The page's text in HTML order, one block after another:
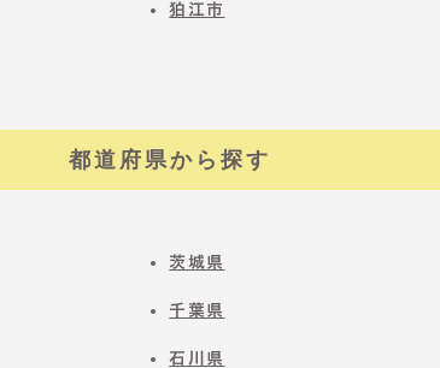
狛江市
都道府県から探す
茨城県
千葉県
石川県